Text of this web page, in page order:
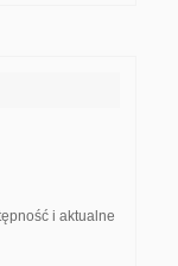
i aktualne